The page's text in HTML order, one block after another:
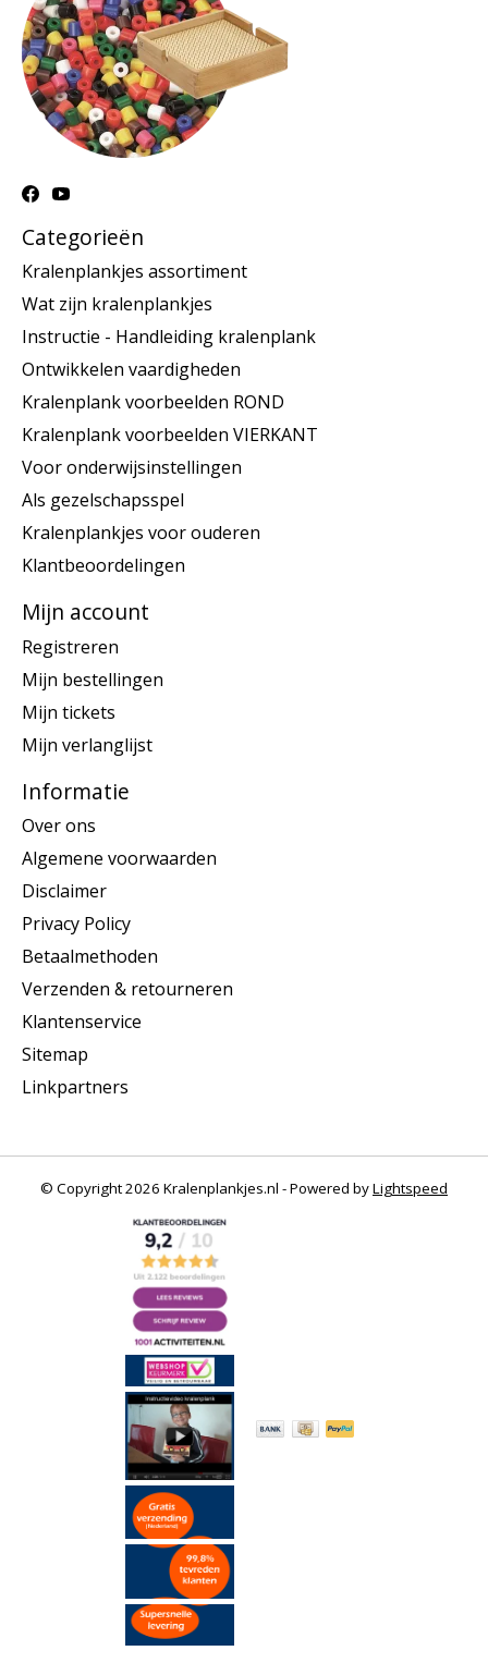
Categorieën
Kralenplankjes assortiment
Wat zijn kralenplankjes
Instructie - Handleiding kralenplank
Ontwikkelen vaardigheden
Kralenplank voorbeelden ROND
Kralenplank voorbeelden VIERKANT
Voor onderwijsinstellingen
Als gezelschapsspel
Kralenplankjes voor ouderen
Klantbeoordelingen
Mijn account
Registreren
Mijn bestellingen
Mijn tickets
Mijn verlanglijst
Informatie
Over ons
Algemene voorwaarden
Disclaimer
Privacy Policy
Betaalmethoden
Verzenden & retourneren
Klantenservice
Sitemap
Linkpartners
© Copyright 2026 Kralenplankjes.nl - Powered byLightspeed